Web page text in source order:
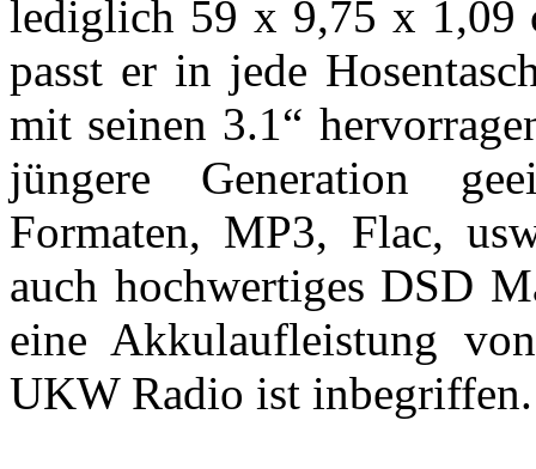
lediglich 59 x 9,75 x 1,09
passt er in jede
mit seinen 3.1“
jüngere Generation
Formaten, MP3, Flac,
auch hochwertiges DSD
eine Akkulaufleistung
UKW Radio ist inbegriffen.